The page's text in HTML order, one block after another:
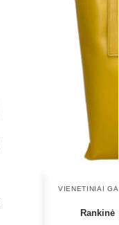
VIENETINIAI
Rankinė